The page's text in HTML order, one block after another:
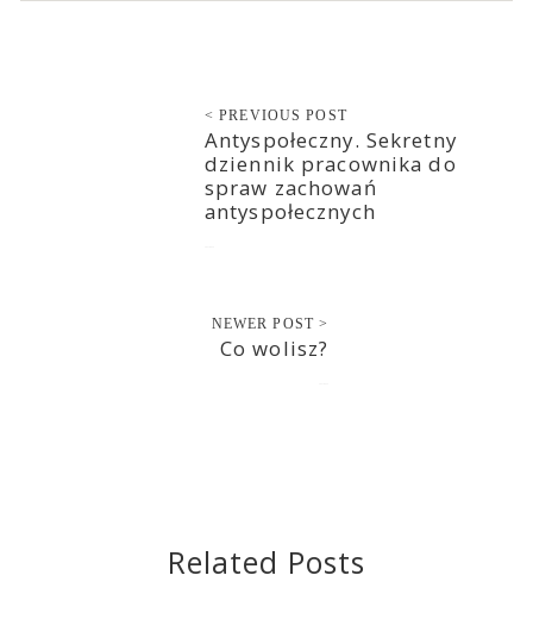
< PREVIOUS POST
Antyspołeczny. Sekretny
dziennik pracownika do
spraw zachowań
antyspołecznych
NEWER POST >
Co wolisz?
Related Posts